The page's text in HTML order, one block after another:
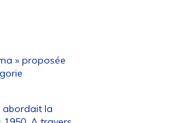
» proposée
abordait la